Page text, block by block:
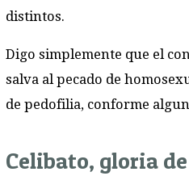
distintos.
Digo simplemente que el
salva al pecado de
de pedofilia, conforme
Celibato, gloria